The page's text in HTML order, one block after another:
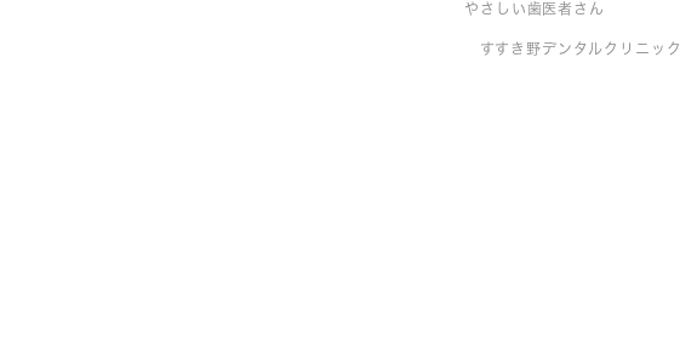
やさしい歯医者さん
すすき野デンタルクリニック